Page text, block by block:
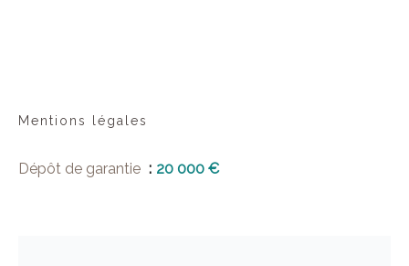
Mentions légales
Dépôt de garantie 20 000 €